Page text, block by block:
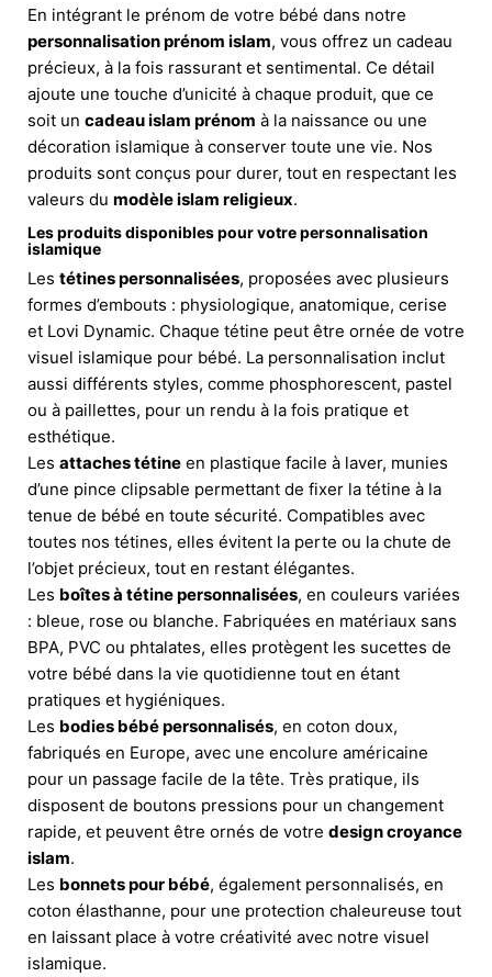
En intégrant le prénom de votre bébé dans notre
personnalisation prénom islam, vous offrez un cadeau
précieux, à la fois rassurant et sentimental. Ce détail
ajoute une touche d’unicité à chaque produit, que ce
soit un cadeau islam prénom à la naissance ou une
décoration islamique à conserver toute une vie. Nos
produits sont conçus pour durer, tout en respectant les
valeurs du modèle islam religieux.
Les produits disponibles pour votre personnalisation
islamique
Les tétines personnalisées, proposées avec plusieurs
formes d’embouts : physiologique, anatomique, cerise
et Lovi Dynamic. Chaque tétine peut être ornée de votre
visuel islamique pour bébé. La personnalisation inclut
aussi différents styles, comme phosphorescent, pastel
ou à paillettes, pour un rendu à la fois pratique et
esthétique.
Les attaches tétine en plastique facile à laver, munies
d’une pince clipsable permettant de fixer la tétine à la
tenue de bébé en toute sécurité. Compatibles avec
toutes nos tétines, elles évitent la perte ou la chute de
l’objet précieux, tout en restant élégantes.
Les boîtes à tétine personnalisées, en couleurs variées
: bleue, rose ou blanche. Fabriquées en matériaux sans
BPA, PVC ou phtalates, elles protègent les sucettes de
votre bébé dans la vie quotidienne tout en étant
pratiques et hygiéniques.
Les bodies bébé personnalisés, en coton doux,
fabriqués en Europe, avec une encolure américaine
pour un passage facile de la tête. Très pratique, ils
disposent de boutons pressions pour un changement
rapide, et peuvent être ornés de votre design croyance
islam.
Les bonnets pour bébé, également personnalisés, en
coton élasthanne, pour une protection chaleureuse tout
en laissant place à votre créativité avec notre visuel
islamique.